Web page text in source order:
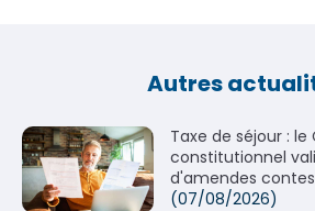
Autres
Taxe de séjour : le
constitutionnel
d'amendes
(07/08/2026)